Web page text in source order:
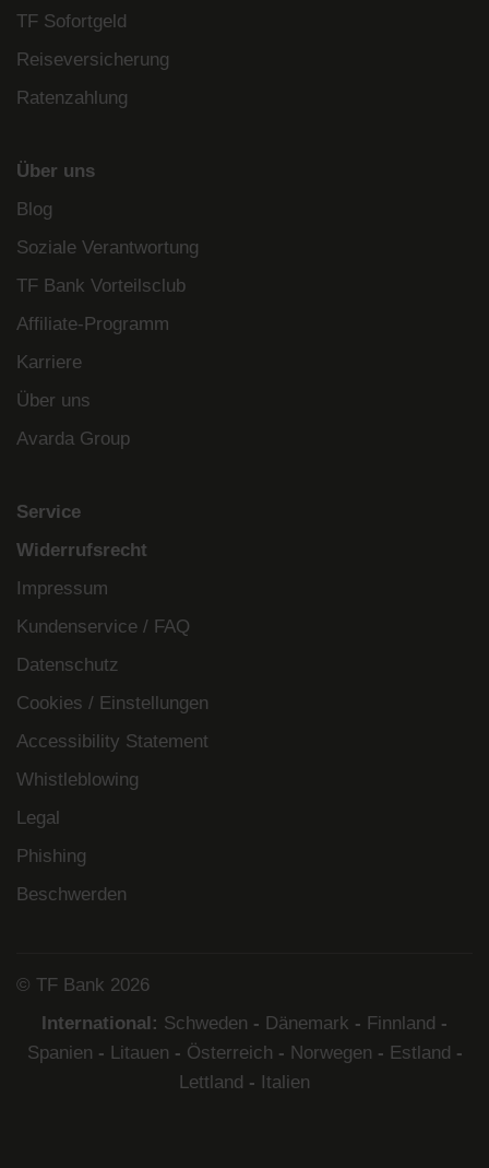
TF Sofortgeld
Reiseversicherung
Ratenzahlung
Über uns
Blog
Soziale Verantwortung
TF Bank Vorteilsclub
Affiliate-Programm
Karriere
Über uns
Avarda Group
Service
Widerrufsrecht
Impressum
Kundenservice / FAQ
Datenschutz
Cookies / Einstellungen
Accessibility Statement
Whistleblowing
Legal
Phishing
Beschwerden
© TF Bank 2026
International: Schweden - Dänemark - Finnland -
Spanien - Litauen - Österreich - Norwegen - Estland -
Lettland - Italien